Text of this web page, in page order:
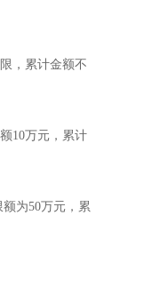
，累计金额不
10万元，累计
为50万元，累